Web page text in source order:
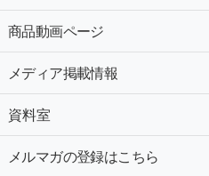
商品動画ページ
メディア掲載情報
資料室
メルマガの登録はこちら